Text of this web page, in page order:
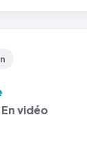
vidéo